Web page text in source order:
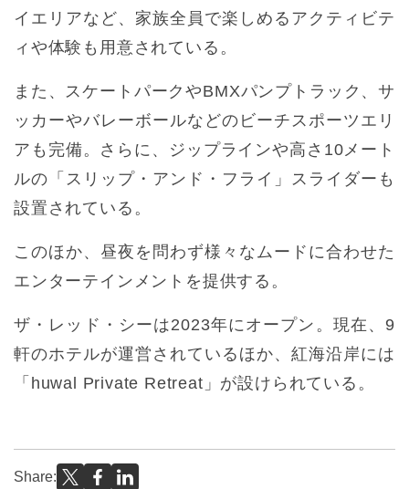
イエリアなど、家族全員で楽しめるアクティビテ
ィや体験も用意されている。
また、スケートパークやBMXパンプトラック、サ
ッカーやバレーボールなどのビーチスポーツエリ
アも完備。さらに、ジップラインや高さ10メート
ルの「スリップ・アンド・フライ」スライダーも
設置されている。
このほか、昼夜を問わず様々なムードに合わせた
エンターテインメントを提供する。
ザ・レッド・シーは2023年にオープン。現在、9
軒のホテルが運営されているほか、紅海沿岸には
「huwal Private Retreat」が設けられている。
Share: